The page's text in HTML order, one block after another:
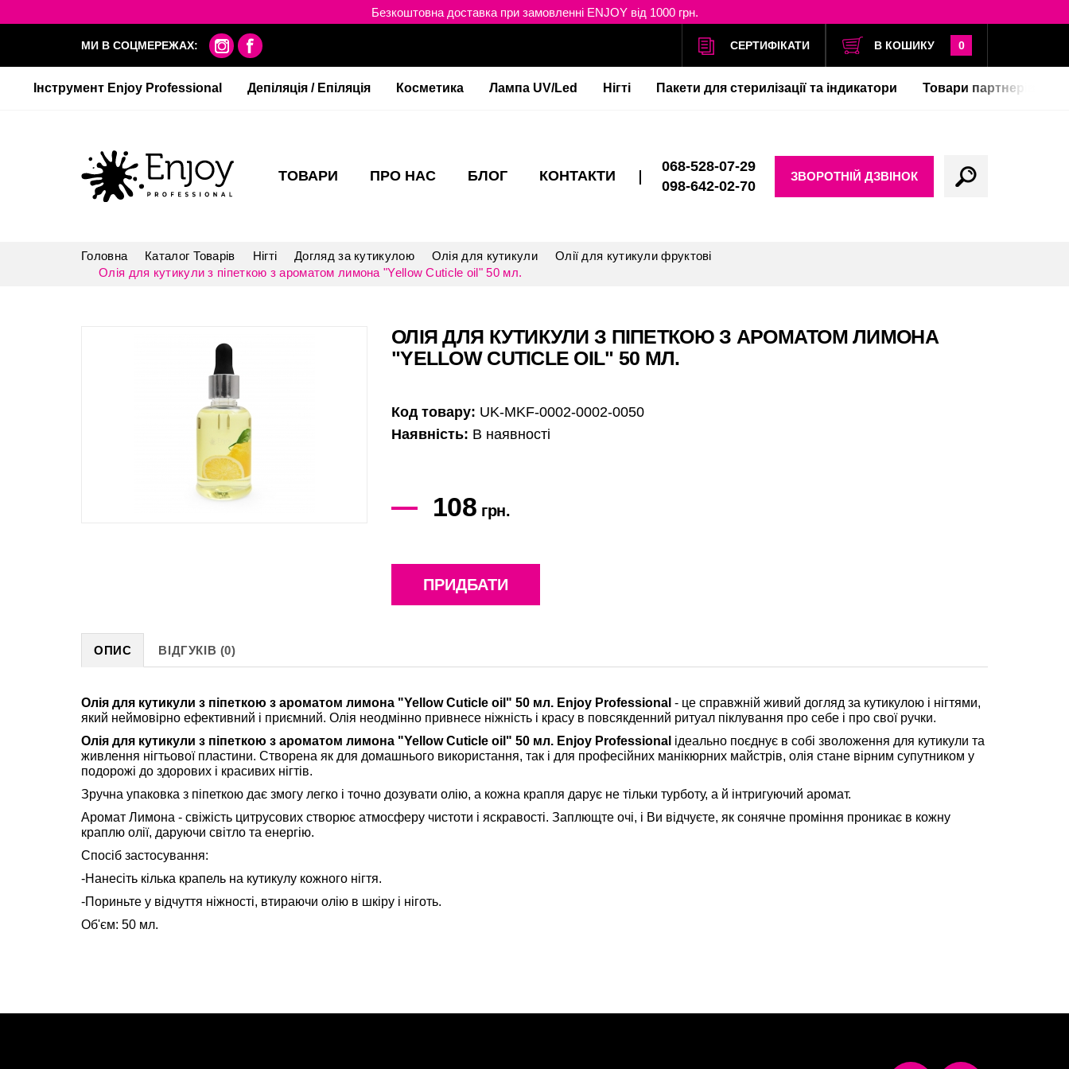
Безкоштовна доставка при замовленні ENJOY від 1000 грн.
МИ В СОЦМЕРЕЖАХ: СЕРТИФІКАТИ В КОШИКУ 0
Інструмент Enjoy Professional Депіляція / Епіляція Косметика Лампа UV/Led Нігті Пакети для стерилізації та індикатори Товари партнерів
ТОВАРИ ПРО НАС БЛОГ КОНТАКТИ
068-528-07-29
098-642-02-70
ЗВОРОТНІЙ ДЗВІНОК
Головна Каталог Товарів Нігті Догляд за кутикулою Олія для кутикули
Олії для кутикули фруктові
Олія для кутикули з піпеткою з ароматом лимона "Yellow Cuticle oil" 50 мл.
ОЛІЯ ДЛЯ КУТИКУЛИ З ПІПЕТКОЮ З АРОМАТОМ ЛИМОНА
"YELLOW CUTICLE OIL" 50 МЛ.
Код товару: UK-MKF-0002-0002-0050
Наявність: В наявності
108 грн.
ПРИДБАТИ
ОПИС ВІДГУКІВ (0)
Олія для кутикули з піпеткою з ароматом лимона "Yellow Cuticle oil" 50 мл. Enjoy Professional - це справжній живий догляд за кутикулою і нігтями,
який неймовірно ефективний і приємний. Олія неодмінно привнесе ніжність і красу в повсякденний ритуал піклування про себе і про свої ручки.
Олія для кутикули з піпеткою з ароматом лимона "Yellow Cuticle oil" 50 мл. Enjoy Professional ідеально поєднує в собі зволоження для кутикули та
живлення нігтьової пластини. Створена як для домашнього використання, так і для професійних манікюрних майстрів, олія стане вірним супутником у
подорожі до здорових і красивих нігтів.
Зручна упаковка з піпеткою дає змогу легко і точно дозувати олію, а кожна крапля дарує не тільки турботу, а й інтригуючий аромат.
Аромат Лимона - свіжість цитрусових створює атмосферу чистоти і яскравості. Заплющте очі, і Ви відчуєте, як сонячне проміння проникає в кожну
краплю олії, даруючи світло та енергію.
Спосіб застосування:
-Нанесіть кілька крапель на кутикулу кожного нігтя.
-Пориньте у відчуття ніжності, втираючи олію в шкіру і ніготь.
Об'єм: 50 мл.